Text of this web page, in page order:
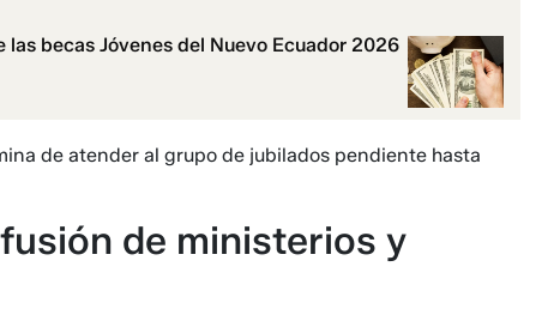
becas Jóvenes del Nuevo Ecuador 2026
de atender al grupo de jubilados pendiente hasta
de ministerios y